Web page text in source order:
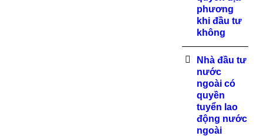
phương
khi đầu tư
không
Nhà đầu tư
nước
ngoài có
quyền
tuyển lao
động nước
ngoài